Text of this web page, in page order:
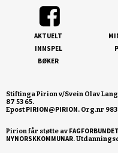
AKTUELT
INNSPEL
BØKER
Stiftinga Pirion v/Svein Olav
87 53 65.
EpostPIRION@PIRION. Org.nr 983
Pirion får støtte av FAGFORBUNDET
NYNORSKKOMMUNAR